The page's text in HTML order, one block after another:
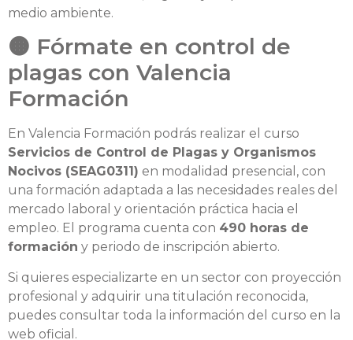
medio ambiente.
🟠 Fórmate en control de
plagas con Valencia
Formación
En Valencia Formación podrás realizar el curso
Servicios de Control de Plagas y Organismos
Nocivos (SEAG0311) en modalidad presencial, con
una formación adaptada a las necesidades reales del
mercado laboral y orientación práctica hacia el
empleo. El programa cuenta con 490 horas de
formación y periodo de inscripción abierto.
Si quieres especializarte en un sector con proyección
profesional y adquirir una titulación reconocida,
puedes consultar toda la información del curso en la
web oficial.